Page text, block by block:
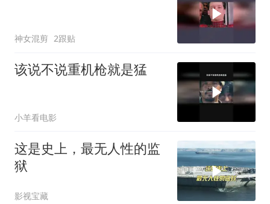
神女混剪 2跟贴
该说不说重机枪就是猛
小羊看电影
这是史上，最无人性的监
狱
影视宝藏